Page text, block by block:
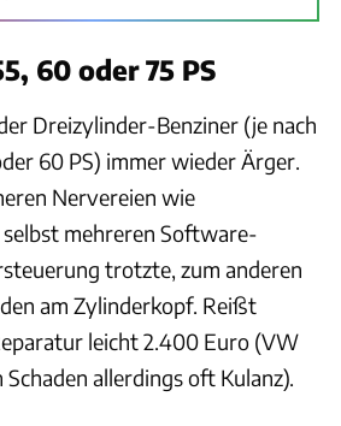
60 oder 75 PS
Dreizylinder-Benziner (je nach
60 PS) immer wieder Ärger.
Nervereien wie
mehreren Software-
trotzte, zum anderen
am Zylinderkopf. Reißt
leicht 2.400 Euro (VW
allerdings oft Kulanz).